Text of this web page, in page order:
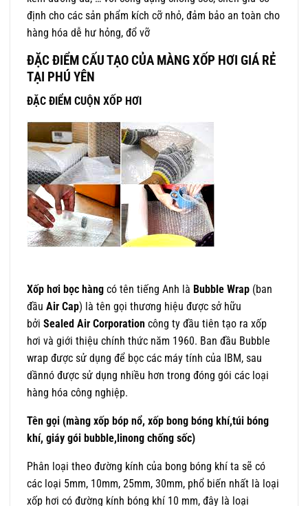
định cho các sản phẩm kích cỡ nhỏ, đảm bảo an toàn cho
hàng hóa dễ hư hỏng, đổ vỡ
ĐẶC ĐIỂM CẤU TẠO CỦA MÀNG XỐP HƠI GIÁ RẺ
TẠI PHÚ YÊN
ĐẶC ĐIỂM CUỘN XỐP HƠI
Xốp hơi bọc hàng có tên tiếng Anh là Bubble Wrap (ban
đầu Air Cap) là tên gọi thương hiệu được sở hữu
bởi Sealed Air Corporation công ty đầu tiên tạo ra xốp
hơi và giới thiệu chính thức năm 1960. Ban đầu Bubble
wrap được sử dụng để bọc các máy tính của IBM, sau
dầnnó được sử dụng nhiều hơn trong đóng gói các loại
hàng hóa công nghiệp.
Tên gọi (màng xốp bóp nổ, xốp bong bóng khí,túi bóng
khí, giáy gói bubble,linong chống sốc)
Phân loại theo đường kính của bong bóng khí ta sẽ có
các loại 5mm, 10mm, 25mm, 30mm, phổ biến nhất là loại
xốp hơi có đường kính bóng khí 10 mm, đây là loại